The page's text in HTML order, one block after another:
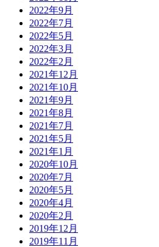
2022年9月
2022年7月
2022年5月
2022年3月
2022年2月
2021年12月
2021年10月
2021年9月
2021年8月
2021年7月
2021年5月
2021年1月
2020年10月
2020年7月
2020年5月
2020年4月
2020年2月
2019年12月
2019年11月